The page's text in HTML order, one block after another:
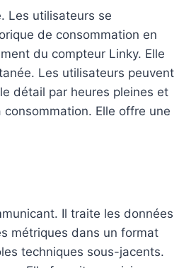
Les utilisateurs se
de consommation en
du compteur Linky. Elle
Les utilisateurs peuvent
détail par heures pleines et
Elle offre une
Il traite les données
métriques dans un format
techniques sous-jacents.